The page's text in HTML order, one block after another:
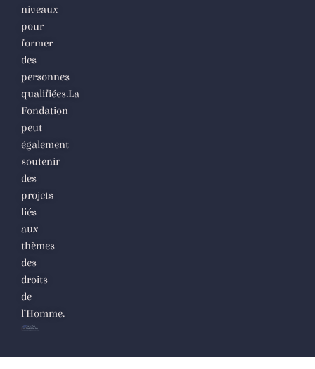
niveaux
pour
former
des
personnes
qualifiées.La
Fondation
peut
également
soutenir
des
projets
liés
aux
thèmes
des
droits
de
l’Homme.